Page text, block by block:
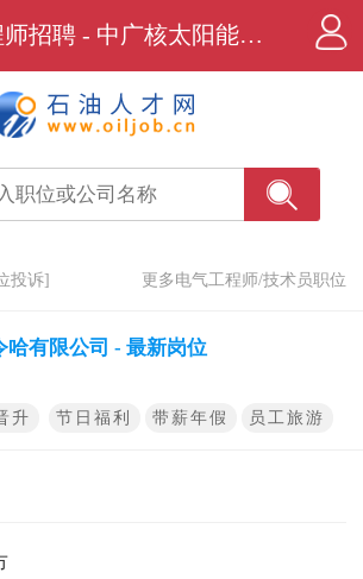
电气工程师招聘 - 中广核太阳能德令哈有限公司 - 石油人才网
投诉] 更多电气工程师/技术员职位
哈有限公司 - 最新岗位
升 节日福利 带薪年假 员工旅游